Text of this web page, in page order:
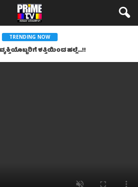
TRENDING NOW
ಕತ್ತಿಯಿಂದ ಹಲ್ಲೆ…!!